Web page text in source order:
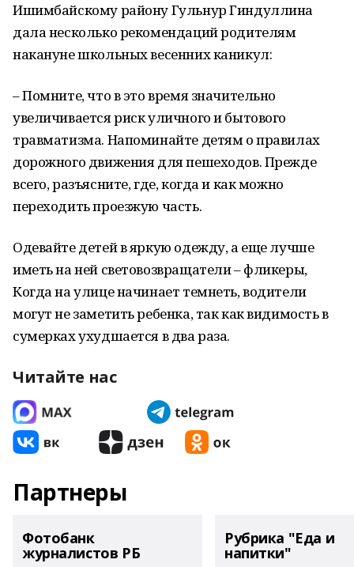
Ишимбайскому району Гульнур Гиндуллина
дала несколько рекомендаций родителям
накануне школьных весенних каникул:
– Помните, что в это время значительно
увеличивается риск уличного и бытового
травматизма. Напоминайте детям о правилах
дорожного движения для пешеходов. Прежде
всего, разъясните, где, когда и как можно
переходить проезжую часть.
Одевайте детей в яркую одежду, а еще лучше
иметь на ней световозвращатели – фликеры,
Когда на улице начинает темнеть, водители
могут не заметить ребенка, так как видимость в
сумерках ухудшается в два раза.
Читайте нас
Партнеры
Фотобанк
журналистов РБ
Рубрика "Еда и
напитки"